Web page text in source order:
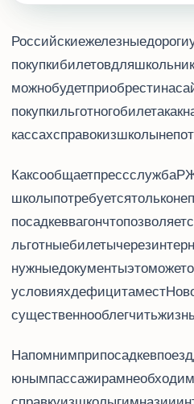
“Российские железные
покупки билетов для
можно будет приобрести на
покупки льготного билета, как
кассах справок из школы не
Как сообщает пресс-служба
школы потребуется только
посадке в вагон, что
льготные билеты через
нужные документы - это может
условиях дефицита мест.
существенно облегчить
Напомним, при посадке в
юным пассажирам